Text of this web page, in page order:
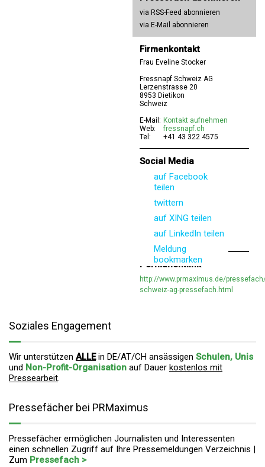
via RSS-Feed abonnieren
via E-Mail abonnieren
Firmenkontakt
Frau Eveline Stocker
Fressnapf Schweiz AG
Lerzenstrasse 20
8953 Dietikon
Schweiz
E-Mail: Kontakt aufnehmen
Web:
fressnapf.ch
Tel:
+41 43 322 4575
Social Media
auf Facebook
teilen
twittern
auf XING teilen
auf LinkedIn teilen
Meldung
bookmarken
Permanentlink
http://www.prmaximus.de/
schweiz-ag-pressefach.html
Soziales Engagement
Wir unterstützen ALLEin DE/AT/CH ansässigen Schulen, Unis
und Non-Profit-Organisation auf Dauer kostenlos mit
Pressearbeit.
Pressefächer bei PRMaximus
Pressefächer ermöglichen Journalisten und Interessenten
einen schnellen Zugriff auf Ihre Pressemeldungen Verzeichnis |
Zum Pressefach >